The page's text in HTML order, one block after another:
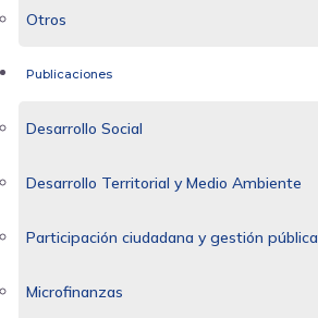
Otros
Publicaciones
Desarrollo Social
Desarrollo Territorial y Medio Ambiente
Participación ciudadana y gestión pública
Microfinanzas